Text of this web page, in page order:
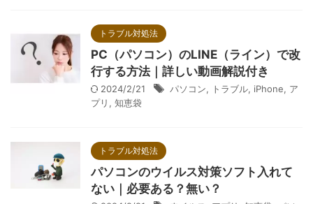
トラブル対処法
PC（パソコン）のLINE（ライン）で改
行する方法｜詳しい動画解説付き
2024/2/21 パソコン, トラブル, iPhone, ア
プリ , 知恵袋
トラブル対処法
パソコンのウイルス対策ソフト入れて
ない｜必要ある？無い？